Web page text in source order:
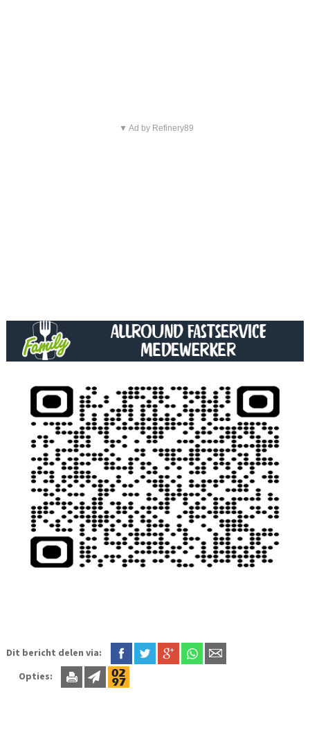
▼ Ad by Refinery89
Dit bericht delen via:
Opties: